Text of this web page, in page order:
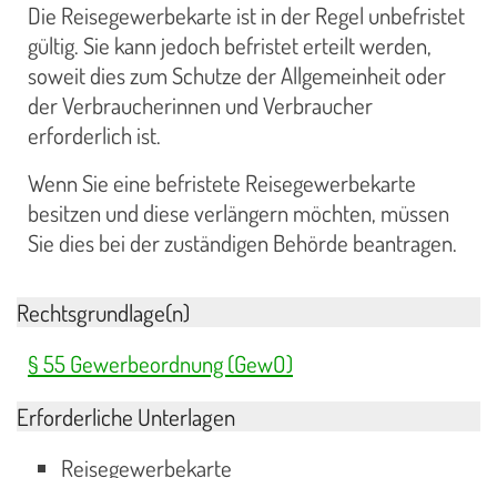
Die Reisegewerbekarte ist in der Regel unbefristet
gültig. Sie kann jedoch befristet erteilt werden,
soweit dies zum Schutze der Allgemeinheit oder
der Verbraucherinnen und Verbraucher
erforderlich ist.
Wenn Sie eine befristete Reisegewerbekarte
besitzen und diese verlängern möchten, müssen
Sie dies bei der zuständigen Behörde beantragen.
Rechtsgrundlage(n)
§ 55 Gewerbeordnung (GewO)
Erforderliche Unterlagen
Reisegewerbekarte